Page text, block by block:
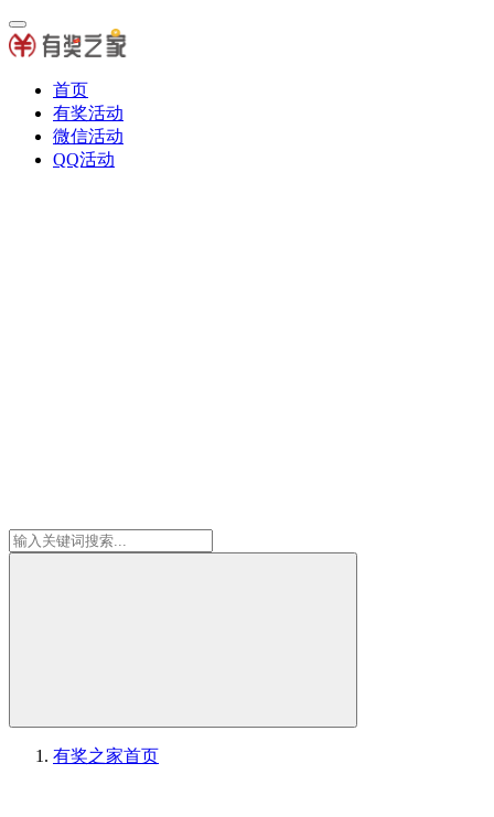
首页
有奖活动
微信活动
QQ活动
有奖之家首页